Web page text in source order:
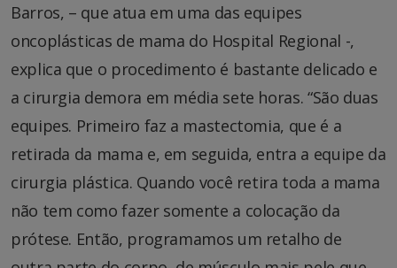
Barros, – que atua em uma das equipes
oncoplásticas de mama do Hospital Regional -,
explica que o procedimento é bastante delicado e
a cirurgia demora em média sete horas. “São duas
equipes. Primeiro faz a mastectomia, que é a
retirada da mama e, em seguida, entra a equipe da
cirurgia plástica. Quando você retira toda a mama
não tem como fazer somente a colocação da
prótese. Então, programamos um retalho de